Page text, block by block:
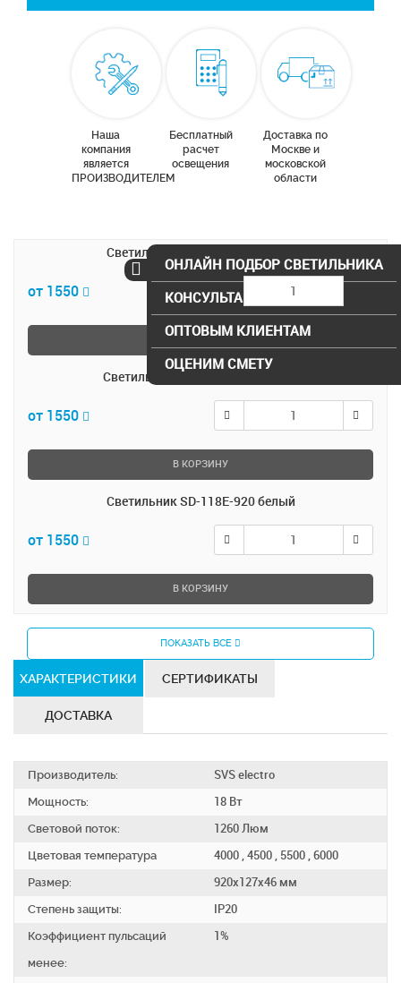
Наша
компания
является
ПРОИЗВОДИТЕЛЕМ
Бесплатный
расчет
освещения
Доставка по
Москве и
московской
области
Светильник SD-118E-920 серый
от 1550
Светильник SD-118E-920 черный
от 1550
В КОРЗИНУ
Светильник SD-118E-920 белый
от 1550
В КОРЗИНУ
ПОКАЗАТЬ ВСЕ
ХАРАКТЕРИСТИКИ СЕРТИФИКАТЫ
ДОСТАВКА
Производитель:
SVS electro
Мощность:
18 Вт
Световой поток:
1260 Люм
Цветовая температура
4000 , 4500 , 5500 , 6000
Размер:
920х127х46 мм
Степень защиты:
IP20
Коэффициент пульсаций
менее:
1%
ОНЛАЙН ПОДБОР СВЕТИЛЬНИКА
КОНСУЛЬТАЦИЯ
ОПТОВЫМ КЛИЕНТАМ
ОЦЕНИМ СМЕТУ